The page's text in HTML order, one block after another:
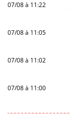
07/08 à 11:22
07/08 à 11:05
07/08 à 11:02
07/08 à 11:00